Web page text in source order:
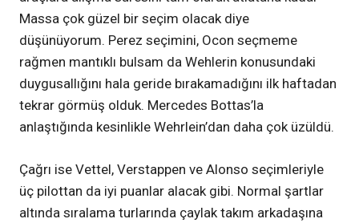
Massa çok güzel bir seçim olacak diye
düşünüyorum. Perez seçimini, Ocon seçmeme
rağmen mantıklı bulsam da Wehlerin konusundaki
duygusallığını hala geride bırakamadığını ilk haftadan
tekrar görmüş olduk. Mercedes Bottas’la
anlaştığında kesinlikle Wehrlein’dan daha çok üzüldü.
Çağrı ise Vettel, Verstappen ve Alonso seçimleriyle
üç pilottan da iyi puanlar alacak gibi. Normal şartlar
altında sıralama turlarında çaylak takım arkadaşına